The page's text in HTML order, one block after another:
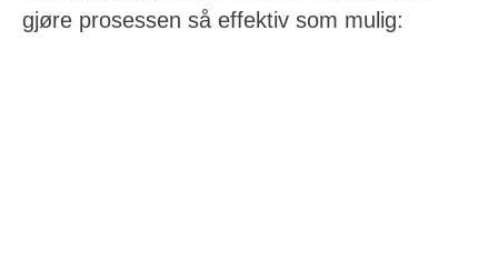
gjøre prosessen så effektiv som mulig: